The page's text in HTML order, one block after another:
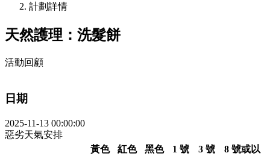
計劃詳情
天然護理：洗髮餅
活動回顧
日期
2025-11-13 00:00:00
惡劣天氣安排
黃色
紅色
黑色
1 號
3 號
8 號或以